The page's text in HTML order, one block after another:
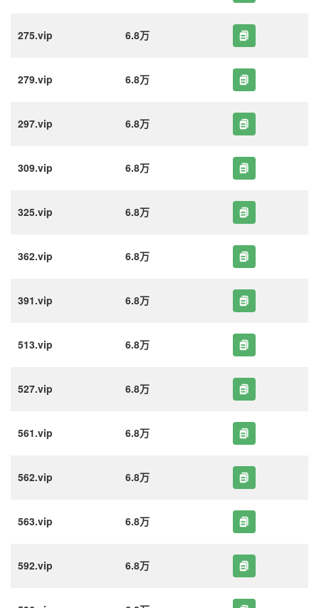
275.vip 6.8万
279.vip 6.8万
297.vip 6.8万
309.vip 6.8万
325.vip 6.8万
362.vip 6.8万
391.vip 6.8万
513.vip 6.8万
527.vip 6.8万
561.vip 6.8万
562.vip 6.8万
563.vip 6.8万
592.vip 6.8万